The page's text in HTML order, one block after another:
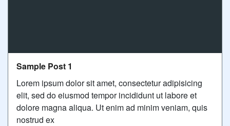
Sample Post 1
Lorem ipsum dolor sit amet, consectetur adipisicing
elit, sed do eiusmod tempor incididunt ut labore et
dolore magna aliqua. Ut enim ad minim veniam, quis
nostrud ex